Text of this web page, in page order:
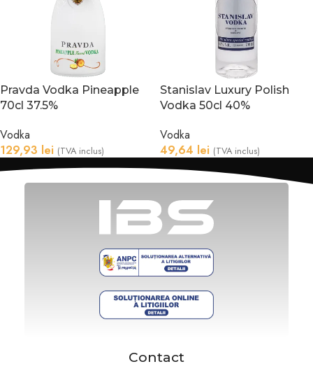
Pravda Vodka Pineapple
70cl 37.5%
Vodka
129,93 lei (TVA inclus)
Stanislav Luxury Polish
Vodka 50cl 40%
Vodka
49,64 lei (TVA inclus)
Contact